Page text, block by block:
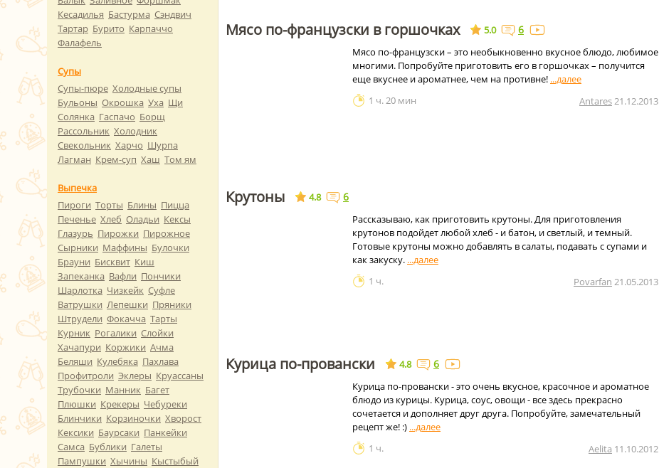
Мясо по-французски в горшочках 5.0 6
Мясо по-французски – это необыкновенно вкусное блюдо, любимое
многими. Попробуйте приготовить его в горшочках – получится
еще вкуснее и ароматнее, чем на противне!
1 ч. 20 мин
Antares21.12.2013
Крутоны 4.8 6
Рассказываю, как приготовить крутоны. Для приготовления
крутонов подойдет любой хлеб - и батон, и светлый, и темный.
Готовые крутоны можно добавлять в салаты, подавать с супами и
как закуску.
1 ч.
Povarfan 21.05.2013
Курица по-провански 4.8 6
Курица по-провански - это очень вкусное, красочное и ароматное
блюдо из курицы. Курица, соус, овощи - все здесь прекрасно
сочетается и дополняет друг друга. Попробуйте, замечательный
рецепт же! :)
1 ч.
Aelita 11.10.2012
Кесадилья Бастурма Сэндвич
Тартар Бурито Карпаччо
Фалафель
Супы
Супы-пюре Холодные супы
Бульоны Окрошка Уха Щи
Солянка Гаспачо Борщ
Рассольник Холодник
Свекольник Харчо Шурпа
Лагман Крем-суп Хаш Том ям
Выпечка
Пироги Торты Блины Пицца
Печенье Хлеб Оладьи Кексы
Глазурь Пирожки Пирожное
Сырники Маффины Булочки
Брауни Бисквит Киш
Запеканка Вафли Пончики
Шарлотка Чизкейк Суфле
Ватрушки Лепешки Пряники
Штрудели Фокачча Тарты
Курник Рогалики Слойки
Хачапури Коржики Ачма
Беляши Кулебяка Пахлава
Профитроли Эклеры Круассаны
Трубочки Манник Багет
Плюшки Крекеры Чебуреки
Блинчики Корзиночки Хворост
Кексики Баурсаки Панкейки
Самса Бублики Галеты
Пампушки Хычины Кыстыбый